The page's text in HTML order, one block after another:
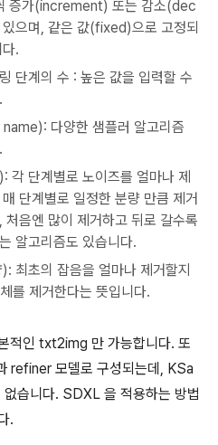
증가(increment) 또는 감소(dec
으며, 같은 값(fixed)으로 고정되
.
단계의 수 : 높은 값을 입력할 수
다양한 샘플러 알고리즘
단계별로 노이즈를 얼마나 제
단계별로 일정한 분량 만큼 제거
처음엔 많이 제거하고 뒤로 갈수록
알고리즘도 있습니다.
최초의 잡음을 얼마나 제거할지
를 제거한다는 뜻입니다.
적인 txt2img 만 가능합니다. 또
refiner 모델로 구성되는데, KSa
습니다. SDXL 을 적용하는 방법
.